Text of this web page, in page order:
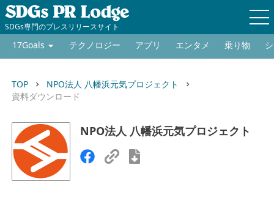
SDGs専門のプレスリリースサイト
17Goals テクノロジー アプリ エンタメ 乗り物
TOP keyboard_arrow_right NPO法人 八幡浜元気プロジェクト keyboard_arrow_right
資料ダウンロード
NPO法人 八幡浜元気プロジェクト